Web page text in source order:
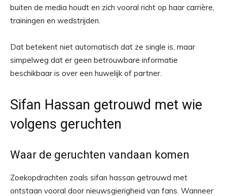
buiten de media houdt en zich vooral richt op haar carrière,
trainingen en wedstrijden.
Dat betekent niet automatisch dat ze single is, maar
simpelweg dat er geen betrouwbare informatie
beschikbaar is over een huwelijk of partner.
Sifan Hassan getrouwd met wie
volgens geruchten
Waar de geruchten vandaan komen
Zoekopdrachten zoals sifan hassan getrouwd met
ontstaan vooral door nieuwsgierigheid van fans. Wanneer